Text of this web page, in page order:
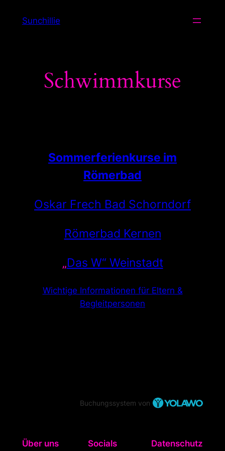
InhaltSunchillie
Schwimmkurse
Sommerferienkurse im
Römerbad
Oskar Frech Bad Schorndorf
Römerbad Kernen
„Das W“ Weinstadt
Wichtige Informationen für Eltern &
Begleitpersonen
Buchungssystem von
Über uns Socials Datenschutz